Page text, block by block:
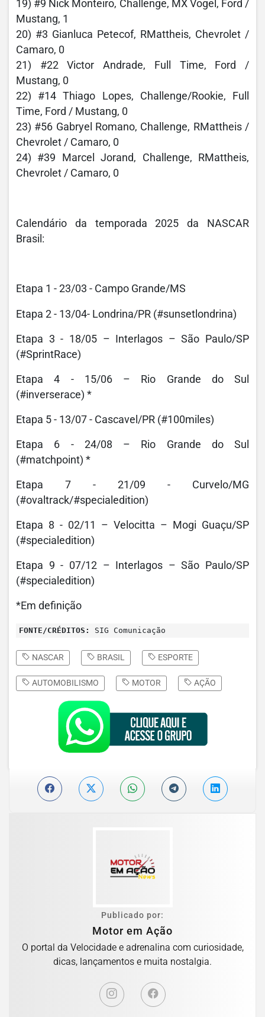
19) #9 Nick Monteiro, Challenge, MX Vogel, Ford /
Mustang, 1
20) #3 Gianluca Petecof, RMattheis, Chevrolet /
Camaro, 0
21) #22 Victor Andrade, Full Time, Ford /
Mustang, 0
22) #14 Thiago Lopes, Challenge/Rookie, Full
Time, Ford / Mustang, 0
23) #56 Gabryel Romano, Challenge, RMattheis /
Chevrolet / Camaro, 0
24) #39 Marcel Jorand, Challenge, RMattheis,
Chevrolet / Camaro, 0
Calendário da temporada 2025 da NASCAR
Brasil:
Etapa 1 - 23/03 - Campo Grande/MS
Etapa 2 - 13/04- Londrina/PR (#sunsetlondrina)
Etapa 3 - 18/05 – Interlagos – São Paulo/SP
(#SprintRace)
Etapa 4 - 15/06 – Rio Grande do Sul
(#inverserace) *
Etapa 5 - 13/07 - Cascavel/PR (#100miles)
Etapa 6 - 24/08 – Rio Grande do Sul
(#matchpoint) *
Etapa 7 - 21/09 - Curvelo/MG
(#ovaltrack/#specialedition)
Etapa 8 - 02/11 – Velocitta – Mogi Guaçu/SP
(#specialedition)
Etapa 9 - 07/12 – Interlagos – São Paulo/SP
(#specialedition)
*Em definição
FONTE/CRÉDITOS: SIG Comunicação
NASCAR BRASIL ESPORTE
AUTOMOBILISMO MOTOR AÇÃO
Publicado por:
Motor em Ação
O portal da Velocidade e adrenalina com curiosidade,
dicas, lançamentos e muita nostalgia.